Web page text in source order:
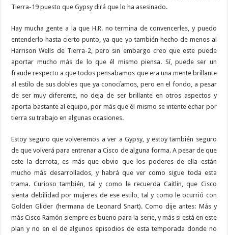
Tierra-19 puesto que Gypsy dirá que lo ha asesinado.
Hay mucha gente a la que H.R. no termina de convencerles, y puedo
entenderlo hasta cierto punto, ya que yo también hecho de menos al
Harrison Wells de Tierra-2, pero sin embargo creo que este puede
aportar mucho más de lo que él mismo piensa. Sí, puede ser un
fraude respecto a que todos pensabamos que era una mente brillante
al estilo de sus dobles que ya conocíamos, pero en el fondo, a pesar
de ser muy diferente, no deja de ser brillante en otros aspectos y
aporta bastante al equipo, por más que él mismo se intente echar por
tierra su trabajo en algunas ocasiones.
Estoy seguro que volveremos a ver a Gypsy, y estoy también seguro
de que volverá para entrenar a Cisco de alguna forma. A pesar de que
este la derrota, es más que obvio que los poderes de ella están
mucho más desarrollados, y habrá que ver como sigue toda esta
trama. Curioso también, tal y como le recuerda Caitlin, que Cisco
sienta debilidad por mujeres de ese estilo, tal y como le ocurrió con
Golden Glider (hermana de Leonard Snart). Como dije antes: Más y
más Cisco Ramón siempre es bueno para la serie, y más si está en este
plan y no en el de algunos episodios de esta temporada donde no